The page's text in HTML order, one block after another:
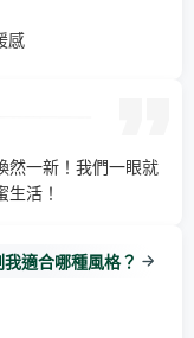
感
然一新！我們一眼就
活！
適合哪種風格？